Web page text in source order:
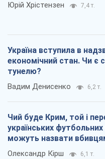
Юрій Хрістензен 7,4 т.
Україна вступила в
економічний стан. Чи є
тунелю?
Вадим Денисенко 6,2 т.
Чий буде Крим, той і
українських футбольних
можуть назвати
Олександр Кірш 6,1 т.